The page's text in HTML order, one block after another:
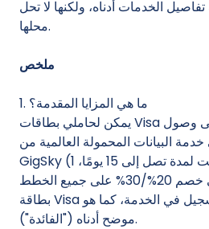
الخدمات أدناه، ولكنها لا تحل
محلها.
ملخص
1. ما هي المزايا المقدمة؟
يمكن لحاملي بطاقات Visa المؤهلة الحصول على وصول
البيانات المحمولة العالمية من
GigSky (1 جيجابايت/3 جيجابايت لمدة تصل إلى 15 يومًا،
بالإضافة إلى خصم 20%/30% على جميع الخطط) بناءً على
بطاقة Visa المؤهلة المستخدمة للتسجيل في الخدمة، كما هو
موضح أدناه ("الفائدة").